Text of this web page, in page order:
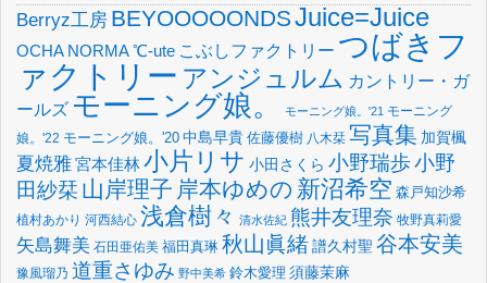
Berryz工房 BEYOOOOONDSJuice=Juice
OCHA NORMA℃-ute こぶしファクトリー つばきフ
ァクトリー アンジュルム カントリー・ガ
ールズ モーニング娘。 モーニング娘。'21 モーニング
娘。'22 モーニング娘。'20 中島早貴 佐藤優樹 八木栞 写真集 加賀楓
夏焼雅宮本佳林小片リサ 小田さくら 小野瑞歩小野
田紗栞 山岸理子 岸本ゆめの 新沼希空 森戸知沙希
植村あかり 河西結心 浅倉樹々 清水佐紀 熊井友理奈 牧野真莉愛
矢島舞美 石田亜佑美 福田真琳 秋山眞緒譜久村聖 谷本安美
豫風瑠乃 道重さゆみ 野中美希 鈴木愛理 須藤茉麻